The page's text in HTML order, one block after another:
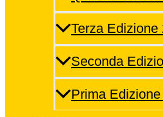
Terza Edizione
Seconda
Prima